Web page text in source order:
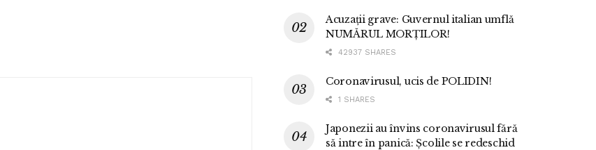
Acuzații grave: Guvernul italian umflă
NUMĂRUL MORȚILOR!
42937 SHARES
Coronavirusul, ucis de POLIDIN!
1 SHARES
Japonezii au învins coronavirusul fără
să intre în panică: Școlile se redeschid